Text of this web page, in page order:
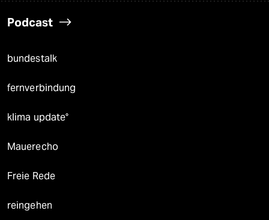
Podcast
bundestalk
fernverbindung
klima update°
Mauerecho
Freie Rede
reingehen